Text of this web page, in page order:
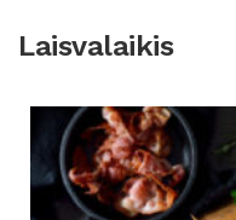
Laisvalaikis